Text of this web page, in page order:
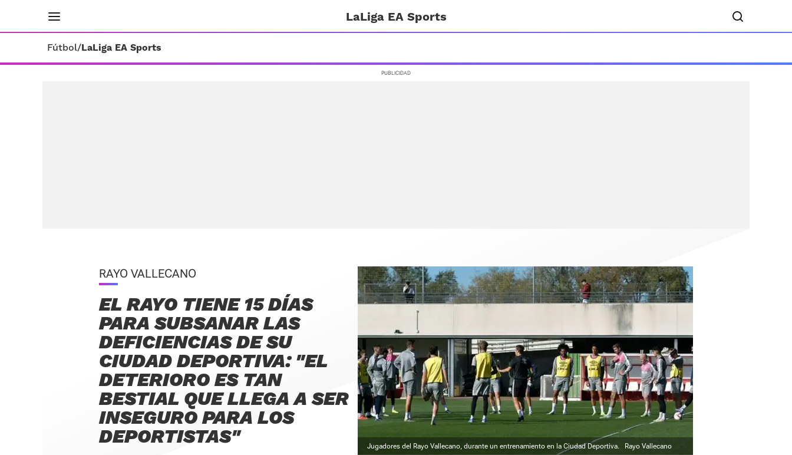
LaLiga EA Sports
Fútbol/LaLiga EA Sports
RAYO VALLECANO
EL RAYO TIENE 15 DÍAS
PARA SUBSANAR LAS
DEFICIENCIAS DE SU
CIUDAD DEPORTIVA: "EL
DETERIORO ES TAN
BESTIAL QUE LLEGA A SER
INSEGURO PARA LOS
DEPORTISTAS"
Jugadores del Rayo Vallecano, durante un entrenamiento en la Ciudad Deportiva. Rayo Vallecano